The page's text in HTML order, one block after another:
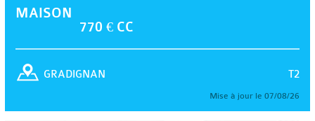
MAISON
770 € CC
T2
GRADIGNAN
Mise à jour le 07/08/26